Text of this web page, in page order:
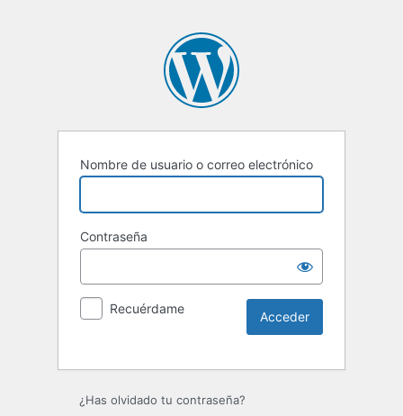
Nombre de usuario o correo electrónico
Contraseña
Recuérdame
¿Has olvidado tu contraseña?